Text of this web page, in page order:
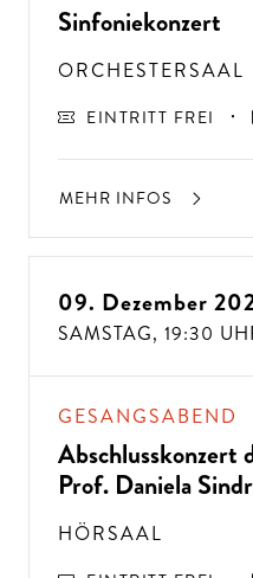
Sinfoniekonzert
ORCHESTERSAAL
EINTRITT FREI
MEHR INFOS
09. Dezember
SAMSTAG, 19:30
GESANGSABEND
Abschlusskonzert
Prof. Daniela
HÖRSAAL